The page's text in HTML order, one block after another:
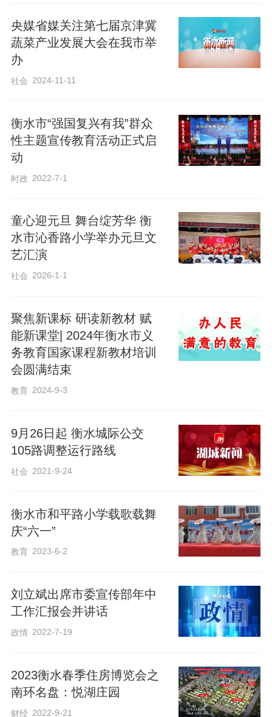
充分展现出孩童的天真烂漫与爱国热忱；
《说唱脸谱》将京剧神韵与现代节奏巧妙
融合，小演员们一招一式尽显国粹风采，
此外，创意环保时装秀更是别出心裁，同
学们将绿色理念与奇思妙想搬上舞台。同
学们化身小小设计师，利用废旧报纸、彩
色塑料袋、旧布料、光盘、纸箱等日常废
的“环保时装”。有的孩子将亮面塑料袋裁剪
拼接成蓬松的公主裙，转身时裙摆轻盈飘
逸；有的用旧报纸折叠出笔挺的西装。小
型，每一套服饰都诉说着变废为宝的巧
思。现场惊叹声与掌声此起彼伏，观众纷
纷为孩子们天马行空的想象力点赞。
此次庆六一文艺汇演，利民路小学为孩子
们搭建了展示自我、收获成长的优质平
台，有效丰富了校园文化生活。活动不仅
神风貌，更是学校深耕素质教育、落实立
德树人根本任务、践行五育并举理念的生
央媒省媒关注第七届京津冀
蔬菜产业发展大会在我市举
办
社会 2024-11-11
衡水市“强国复兴有我”群众
性主题宣传教育活动正式启
动
时政 2022-7-1
童心迎元旦 舞台绽芳华 衡
水市沁香路小学举办元旦文
艺汇演
社会 2026-1-1
聚焦新课标 研读新教材 赋
能新课堂| 2024年衡水市义
务教育国家课程新教材培训
会圆满结束
教育 2024-9-3
9月26日起 衡水城际公交
105路调整运行路线
社会 2021-9-24
衡水市和平路小学载歌载舞
庆“六一”
教育 2023-6-2
刘立斌出席市委宣传部年中
工作汇报会并讲话
政情 2022-7-19
2023衡水春季住房博览会之
南环名盘：悦湖庄园
财经 2022-9-21